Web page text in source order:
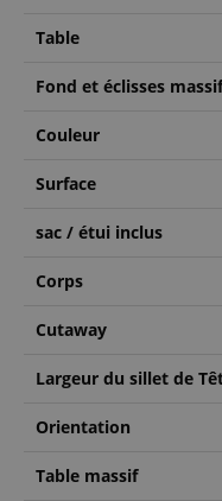
Table
Fond et éclisses
Couleur
Surface
sac / étui inclus
Corps
Cutaway
Largeur du sillet de
Orientation
Table massif